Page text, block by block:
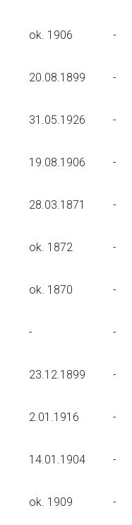
ok. 1906 -
20.08.1899 -
31.05.1926 -
19.08.1906 -
28.03.1871 -
ok. 1872 -
ok. 1870 -
- -
23.12.1899 -
2.01.1916 -
14.01.1904 -
ok. 1909 -